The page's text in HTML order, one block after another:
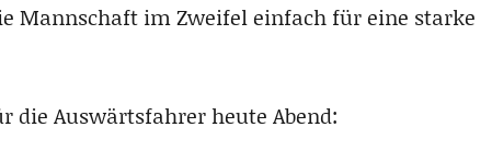
Mannschaft im Zweifel einfach für eine starke
die Auswärtsfahrer heute Abend: